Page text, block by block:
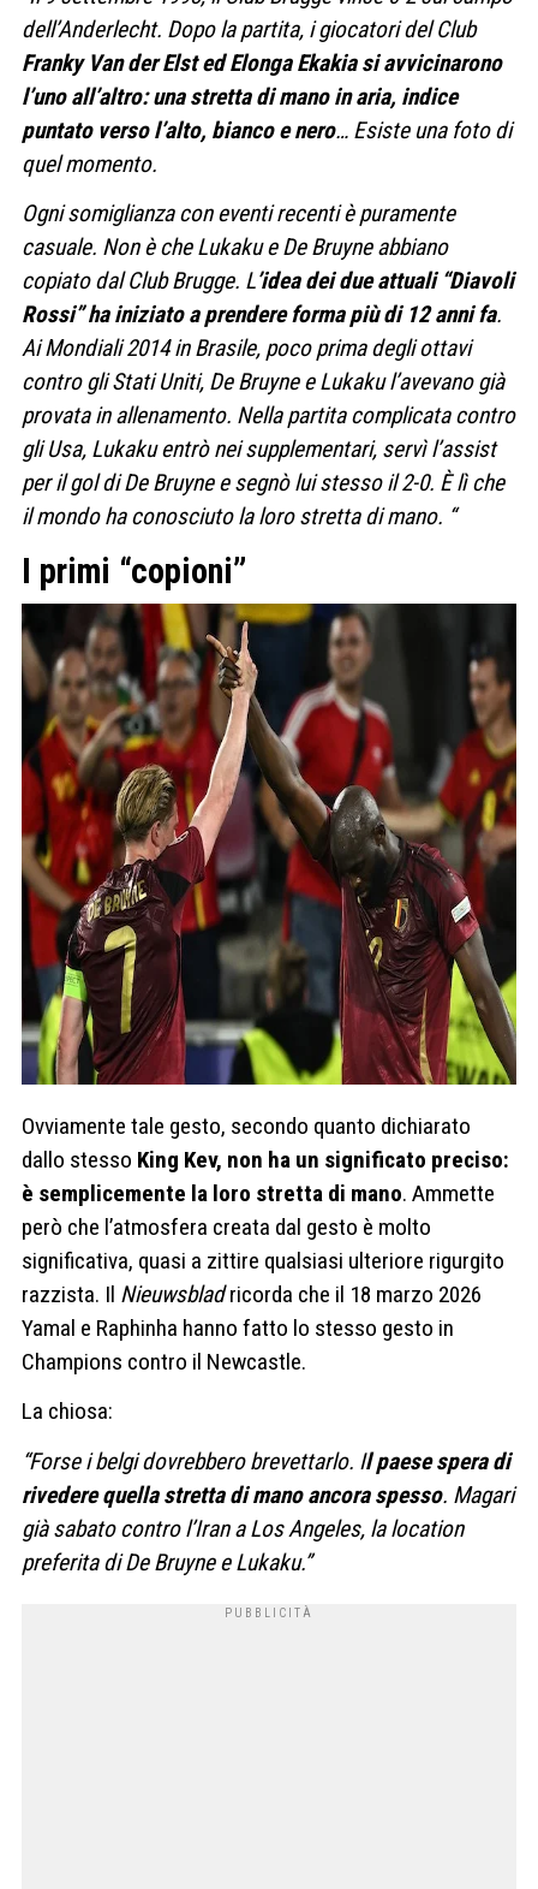
dell’Anderlecht. Dopo la partita, i giocatori del Club
Franky Van der Elst ed Elonga Ekakia si avvicinarono
l’uno all’altro: una stretta di mano in aria, indice
puntato verso l’alto, bianco e nero… Esiste una foto di
quel momento.
Ogni somiglianza con eventi recenti è puramente
casuale. Non è che Lukaku e De Bruyne abbiano
copiato dal Club Brugge. L’idea dei due attuali “Diavoli
Rossi” ha iniziato a prendere forma più di 12 anni fa.
Ai Mondiali 2014 in Brasile, poco prima degli ottavi
contro gli Stati Uniti, De Bruyne e Lukaku l’avevano già
provata in allenamento. Nella partita complicata contro
gli Usa, Lukaku entrò nei supplementari, servì l’assist
per il gol di De Bruyne e segnò lui stesso il 2-0. È lì che
il mondo ha conosciuto la loro stretta di mano. “
I primi “copioni”
Ovviamente tale gesto, secondo quanto dichiarato
dallo stesso King Kev, non ha un significato preciso:
è semplicemente la loro stretta di mano. Ammette
però che l’atmosfera creata dal gesto è molto
significativa, quasi a zittire qualsiasi ulteriore rigurgito
razzista. Il Nieuwsbladricorda che il 18 marzo 2026
Yamal e Raphinha hanno fatto lo stesso gesto in
Champions contro il Newcastle.
La chiosa:
“Forse i belgi dovrebbero brevettarlo. Il paese spera di
rivedere quella stretta di mano ancora spesso. Magari
già sabato contro l’Iran a Los Angeles, la location
preferita di De Bruyne e Lukaku.”